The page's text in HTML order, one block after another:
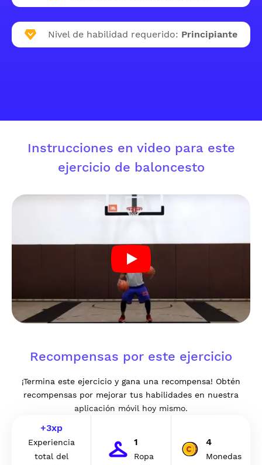
Nivel de habilidad requerido: Principiante
Instrucciones en video para este
ejercicio de baloncesto
Recompensas por este ejercicio
¡Termina este ejercicio y gana una recompensa! Obtén
recompensas por mejorar tus habilidades en nuestra
aplicación móvil hoy mismo.
+3xp
Experiencia
total del
1
Ropa
4
Monedas